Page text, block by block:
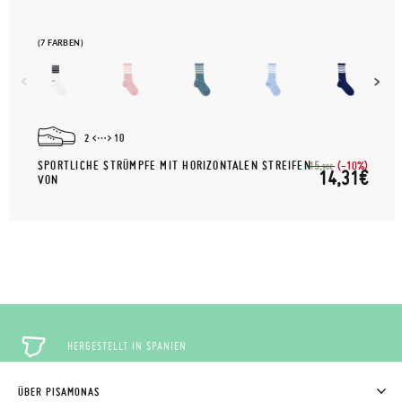
(7 FARBEN)
2 10
SPORTLICHE STRÜMPFE MIT HORIZONTALEN STREIFEN
VON
15,90€ (-10%)
14,31€
HERGESTELLT IN SPANIEN
ÜBER PISAMONAS